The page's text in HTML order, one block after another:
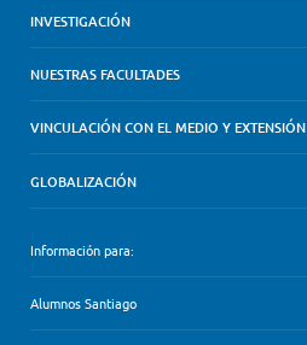
INVESTIGACIÓN
NUESTRAS FACULTADES
VINCULACIÓN CON EL MEDIO Y EXTENSIÓN
GLOBALIZACIÓN
Información para:
Alumnos Santiago